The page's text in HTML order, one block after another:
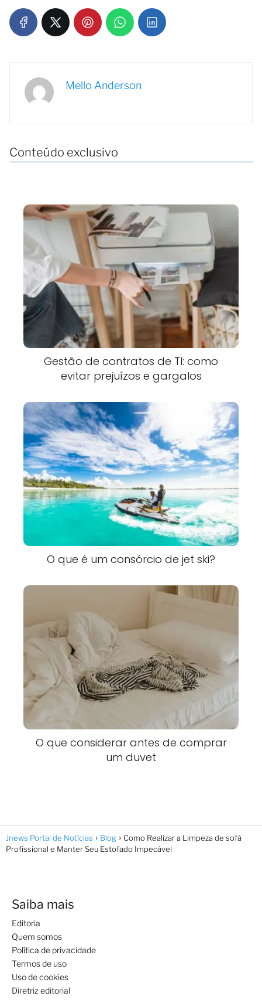
Mello Anderson
Conteúdo exclusivo
Gestão de contratos de TI: como
evitar prejuízos e gargalos
O que é um consórcio de jet ski?
O que considerar antes de comprar
um duvet
Jnews Portal de Notícias Blog
Como Realizar a Limpeza de sofá
Profissional e Manter Seu Estofado Impecável
Saiba mais
Editoria
Quem somos
Política de privacidade
Termos de uso
Uso de cookies
Diretriz editorial